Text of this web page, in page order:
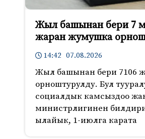
Жыл башынан бери 7
жаран жумушка
14:42 07.08.2026
Жыл башынан бери 7106
орноштурулду. Бул
социалдык камсыздоо
министрлигинен
ылайык, 1-июлга карата